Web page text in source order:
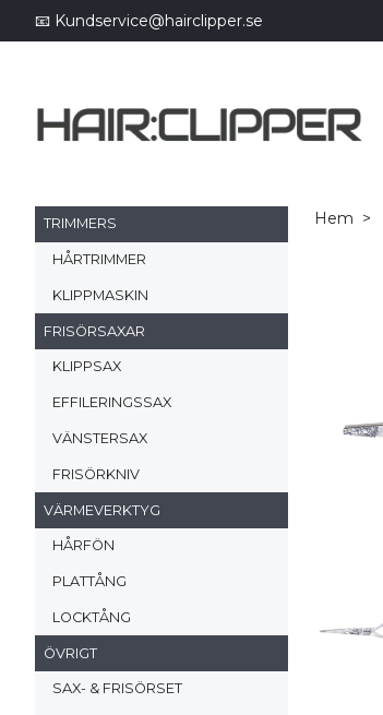
📧 Kundservice@hairclipper.se
TRIMMERS
HÅRTRIMMER
KLIPPMASKIN
FRISÖRSAXAR
KLIPPSAX
EFFILERINGSSAX
VÄNSTERSAX
FRISÖRKNIV
VÄRMEVERKTYG
HÅRFÖN
PLATTÅNG
LOCKTÅNG
ÖVRIGT
SAX- & FRISÖRSET
Hem